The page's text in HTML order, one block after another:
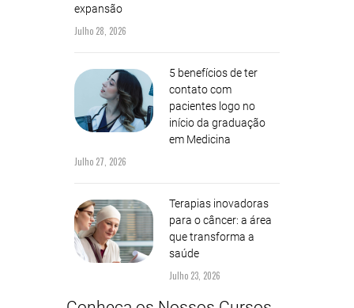
expansão
Julho 28, 2026
5 benefícios de ter
contato com
pacientes logo no
início da graduação
em Medicina
Julho 27, 2026
Terapias inovadoras
para o câncer: a área
que transforma a
saúde
Julho 23, 2026